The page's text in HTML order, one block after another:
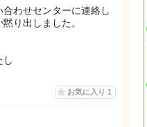
わせセンターに連絡し
り出しました。
し
お気に入り 1